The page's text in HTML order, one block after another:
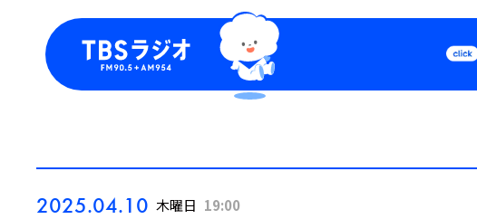
Podcast
2025.04.10 木曜日 19:00